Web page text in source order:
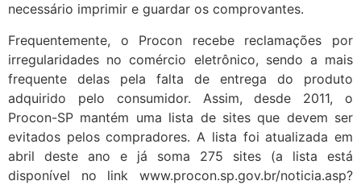
necessário imprimir e guardar os comprovantes.
Frequentemente, o Procon recebe reclamações por
irregularidades no comércio eletrônico, sendo a mais
frequente delas pela falta de entrega do produto
adquirido pelo consumidor. Assim, desde 2011, o
Procon-SP mantém uma lista de sites que devem ser
evitados pelos compradores. A lista foi atualizada em
abril deste ano e já soma 275 sites (a lista está
disponível no link www.procon.sp.gov.br/noticia.asp?